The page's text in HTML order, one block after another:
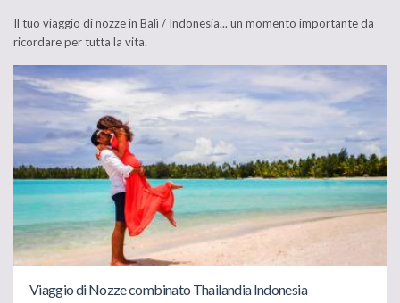
Il tuo viaggio di nozze in Balì / Indonesia... un momento importante da
ricordare per tutta la vita.
Viaggio di Nozze combinato Thailandia Indonesia